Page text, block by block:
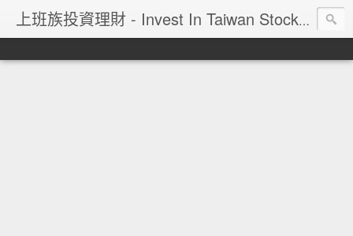
上班族投資理財 - Invest In Taiwan Stock Market